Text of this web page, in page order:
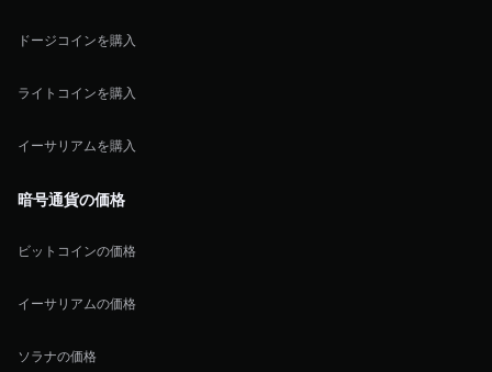
ドージコインを購入
ライトコインを購入
イーサリアムを購入
暗号通貨の価格
ビットコインの価格
イーサリアムの価格
ソラナの価格